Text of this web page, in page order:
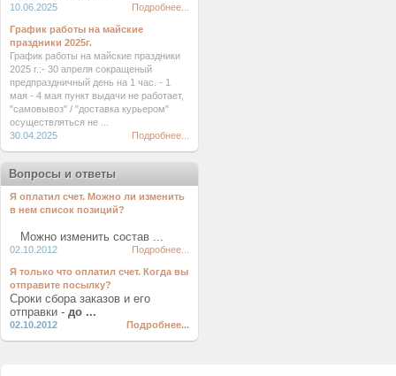
10.06.2025
Подробнее...
График работы на майские
праздники 2025г.
График работы на майские праздники
2025 г.:- 30 апреля сокращеный
предпраздничный день на 1 час. - 1
мая - 4 мая пункт выдачи не работает,
"самовывоз" / "доставка курьером"
осуществляться не ...
30.04.2025
Подробнее...
Вопросы и ответы
Я оплатил счет. Можно ли изменить
в нем список позиций?
Можно изменить состав ...
02.10.2012 Подробнее...
Я только что оплатил счет. Когда вы
отправите посылку?
Сроки сбора заказов и его
отправки - до ...
02.10.2012 Подробнее...